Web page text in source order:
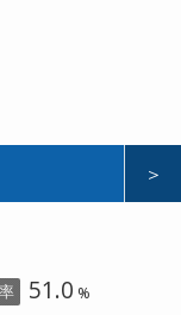
＞
51.0 %